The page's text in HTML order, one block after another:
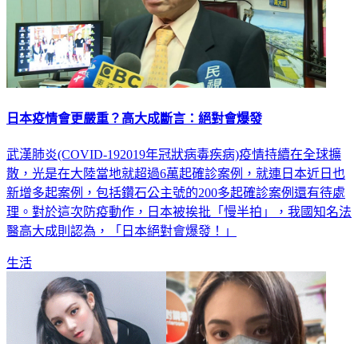
日本疫情會更嚴重？高大成斷言：絕對會爆發
武漢肺炎(COVID-192019年冠狀病毒疾病)疫情持續在全球擴
散，光是在大陸當地就超過6萬起確診案例，就連日本近日也
新增多起案例，包括鑽石公主號的200多起確診案例還有待處
理。對於這次防疫動作，日本被挨批「慢半拍」，我國知名法
醫高大成則認為，「日本絕對會爆發！」
生活